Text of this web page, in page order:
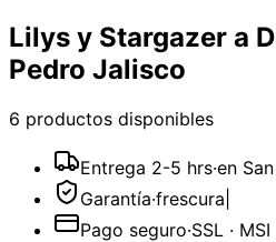
Lilys y Stargazer a
Pedro Jalisco
6 productos disponibles
Entrega 2-5 hrs·en
Garantía·frescura
Pago seguro·SSL · MSI